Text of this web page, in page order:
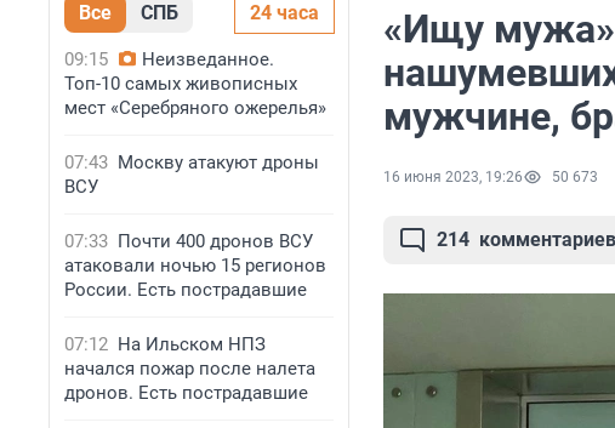
Все СПБ 24 часа
09:15
Неизведанное.
Топ-10 самых живописных
мест «Серебряного ожерелья»
07:43 Москву атакуют дроны
ВСУ
07:33 Почти 400 дронов ВСУ
атаковали ночью 15 регионов
России. Есть пострадавшие
07:12 На Ильском НПЗ
начался пожар после налета
дронов. Есть пострадавшие
«Ищу
мужчине,
16 июня 2023, 19:26 50 673
214 комментариев